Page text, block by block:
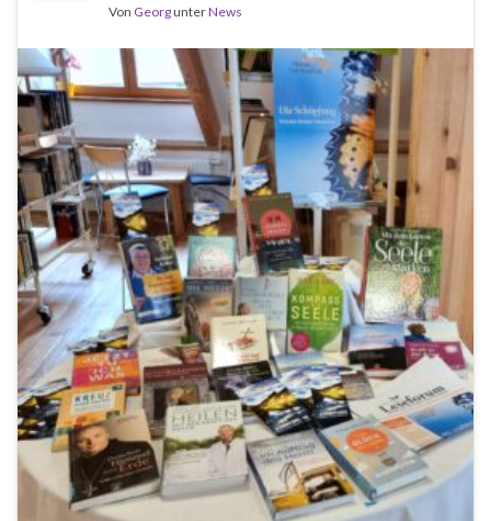
Von GeorgunterNews